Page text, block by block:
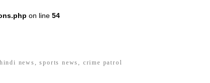
on line 54
news, sports news, crime patrol